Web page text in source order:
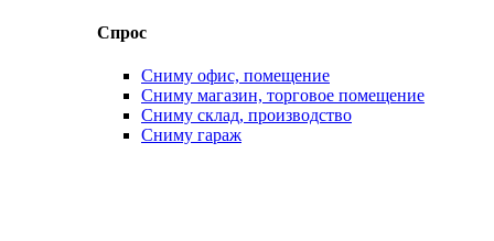
Спрос
Сниму офис, помещение
Сниму магазин, торговое помещение
Сниму склад, производство
Сниму гараж